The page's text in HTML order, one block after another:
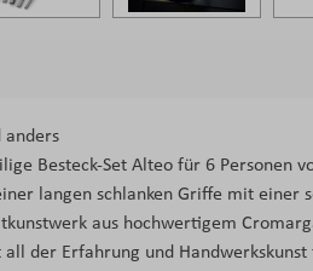
anders
Besteck-Set Alteo für 6 Personen
langen schlanken Griffe mit
aus hochwertigem
der Erfahrung und